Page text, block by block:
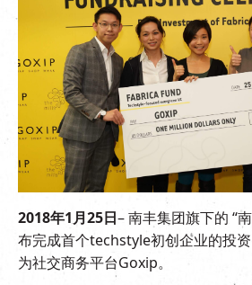
2018年1月25日– 南丰集团旗下的 “
布完成首个techstyle初创企业的投
为社交商务平台Goxip。